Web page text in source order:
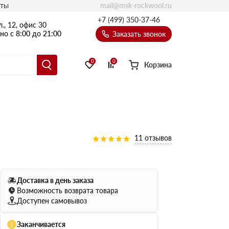
12, офис 30
с 8:00 до 21:00
+7 (499) 350-37-46
Заказать звонок
Ультратонкий
75 мм
100 мм
Балкон
Эсктра
Оптима
0 0 Корзина
mail@msk-rockwool.ru
11 отзывов
Доставка в день заказа
Возможность возврата товара
Доступен самовывоз
Заканчивается